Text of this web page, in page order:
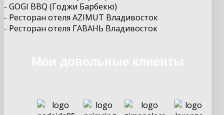
- GOGI BBQ (Годжи Барбекю)
- Ресторан отеля AZIMUT Владивосток
- Ресторан отеля ГАВАНЬ Владивосток